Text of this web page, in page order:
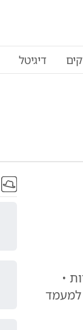
דיגיטל
•
למעמד